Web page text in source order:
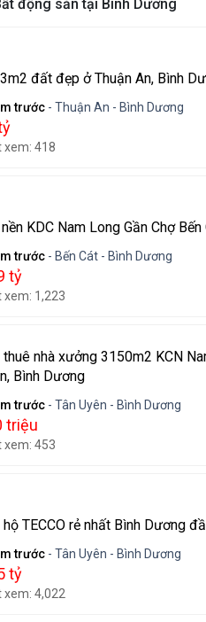
động sản tại Bình Dương
đất đẹp ở Thuận An, Bình
trước - Thuận An - Bình Dương
xem: 418
KDC Nam Long Gần Chợ
trước - Bến Cát - Bình Dương
tỷ
xem: 1,223
thuê nhà xưởng 3150m2 KCN
Bình Dương
trước - Tân Uyên - Bình Dương
triệu
xem: 453
hộ TECCO rẻ nhất Bình Dương
trước - Tân Uyên - Bình Dương
tỷ
xem: 4,022